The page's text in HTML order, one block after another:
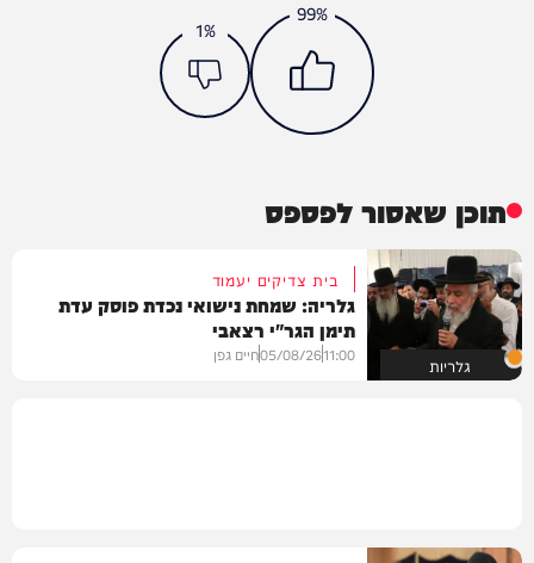
99%
1%
תוכן שאסור לפספס
גלריות
בית צדיקים יעמוד
גלריה: שמחת נישואי נכדת פוסק עדת
תימן הגר"י רצאבי
11:00
05/08/26חיים גפן